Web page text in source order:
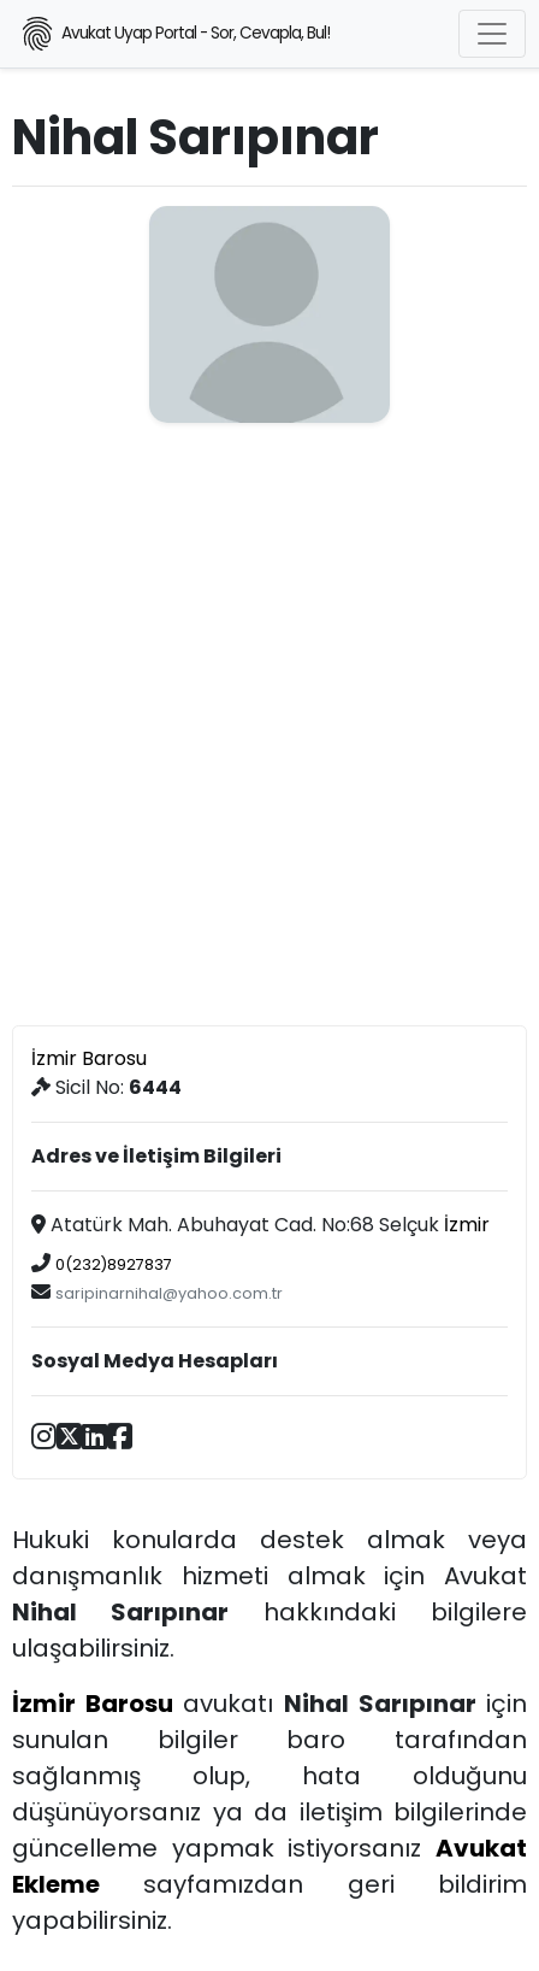
Avukat Uyap Portal - Sor, Cevapla, Bul!
Nihal Sarıpınar
İzmir Barosu
Sicil No: 6444
Adres ve İletişim Bilgileri
Atatürk Mah. Abuhayat Cad. No:68 Selçuk İzmir
0(232)8927837
saripinarnihal@yahoo.com.tr
Sosyal Medya Hesapları
Hukuki konularda destek almak veya
danışmanlık hizmeti almak için Avukat
Nihal Sarıpınar hakkındaki bilgilere
ulaşabilirsiniz.
İzmir Barosu avukatı Nihal Sarıpınar için
sunulan bilgiler baro tarafından
sağlanmış olup, hata olduğunu
düşünüyorsanız ya da iletişim bilgilerinde
güncelleme yapmak istiyorsanız Avukat
Ekleme sayfamızdan geri bildirim
yapabilirsiniz.